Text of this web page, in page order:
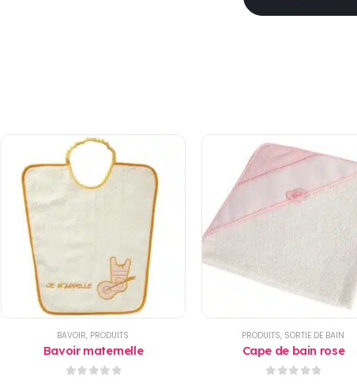
BAVOIR, PRODUITS
Bavoir maternelle
PRODUITS, SORTIE DE BAIN
Cape de bain rose